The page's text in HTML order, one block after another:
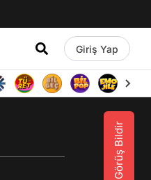
Giriş Yap
Görüş Bildir